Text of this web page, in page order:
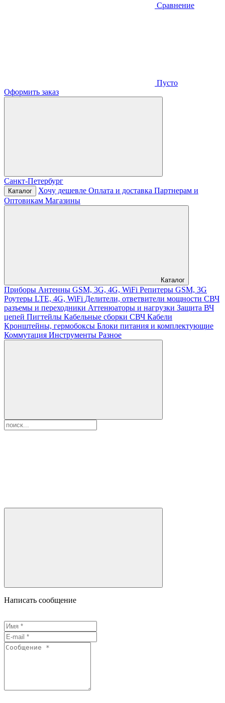
Сравнение
Пусто
Оформить заказ
Санкт-Петербург
Каталог Хочу дешевле Оплата и доставка Партнерам и
Оптовикам Магазины
Каталог
Приборы Антенны GSM, 3G, 4G, WiFi Репитеры GSM, 3G
Роутеры LTE, 4G, WiFi Делители, ответвители мощности СВЧ
разъемы и переходники Аттенюаторы и нагрузки Защита ВЧ
цепей Пигтейлы Кабельные сборки СВЧ Кабели
Кронштейны, гермобоксы Блоки питания и комплектующие
Коммутация Инструменты Разное
Написать сообщение